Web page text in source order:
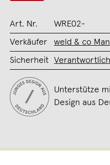
Art. Nr. WRE02-
Verkäufer weld & co
Sicherheit
Unterstütze
Design aus